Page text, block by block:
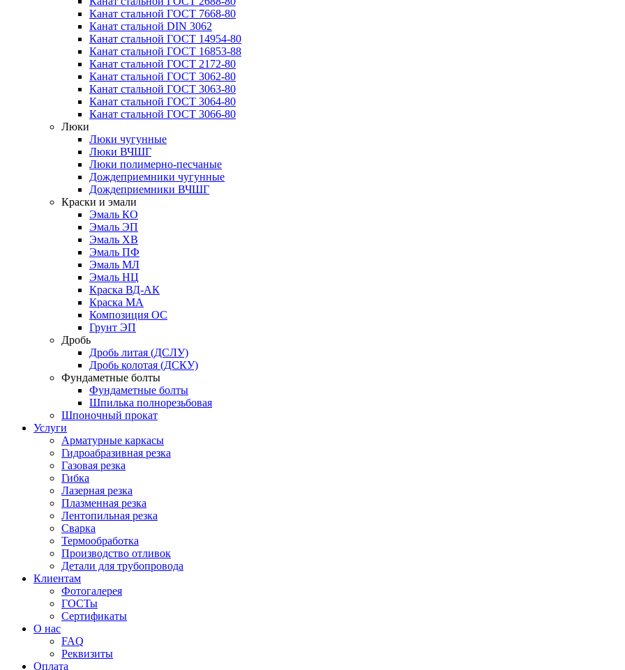
Канат стальной ГОСТ 7668-80
Канат стальной DIN 3062
Канат стальной ГОСТ 14954-80
Канат стальной ГОСТ 16853-88
Канат стальной ГОСТ 2172-80
Канат стальной ГОСТ 3062-80
Канат стальной ГОСТ 3063-80
Канат стальной ГОСТ 3064-80
Канат стальной ГОСТ 3066-80
Люки
Люки чугунные
Люки ВЧШГ
Люки полимерно-песчаные
Дождеприемники чугунные
Дождеприемники ВЧШГ
Краски и эмали
Эмаль КО
Эмаль ЭП
Эмаль ХВ
Эмаль ПФ
Эмаль МЛ
Эмаль НЦ
Краска ВД-АК
Краска МА
Композиция ОС
Грунт ЭП
Дробь
Дробь литая (ДСЛУ)
Дробь колотая (ДСКУ)
Фундаметные болты
Фундаметные болты
Шпилька полнорезьбовая
Шпоночный прокат
Услуги
Арматурные каркасы
Гидроабразивная резка
Газовая резка
Гибка
Лазерная резка
Плазменная резка
Лентопильная резка
Сварка
Термообработка
Производство отливок
Детали для трубопровода
Клиентам
Фотогалерея
ГОСТы
Сертификаты
О нас
FAQ
Реквизиты
Оплата